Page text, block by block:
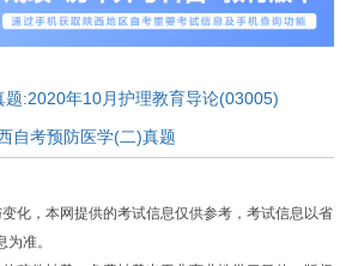
题:2020年10月护理教育导论(03005)
自考预防医学(二)真题
化，本网提供的考试信息仅供参考，考试信息以省
准。